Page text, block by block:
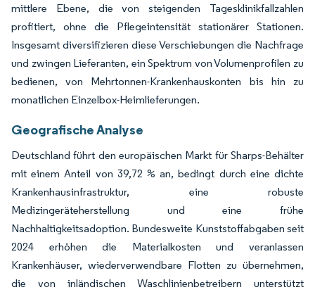
mittlere Ebene, die von steigenden Tagesklinikfallzahlen
profitiert, ohne die Pflegeintensität stationärer Stationen.
Insgesamt diversifizieren diese Verschiebungen die Nachfrage
und zwingen Lieferanten, ein Spektrum von Volumenprofilen zu
bedienen, von Mehrtonnen-Krankenhauskonten bis hin zu
monatlichen Einzelbox-Heimlieferungen.
Geografische Analyse
Deutschland führt den europäischen Markt für Sharps-Behälter
mit einem Anteil von 39,72 % an, bedingt durch eine dichte
Krankenhausinfrastruktur, eine robuste
Medizingeräteherstellung und eine frühe
Nachhaltigkeitsadoption. Bundesweite Kunststoffabgaben seit
2024 erhöhen die Materialkosten und veranlassen
Krankenhäuser, wiederverwendbare Flotten zu übernehmen,
die von inländischen Waschlinienbetreibern unterstützt